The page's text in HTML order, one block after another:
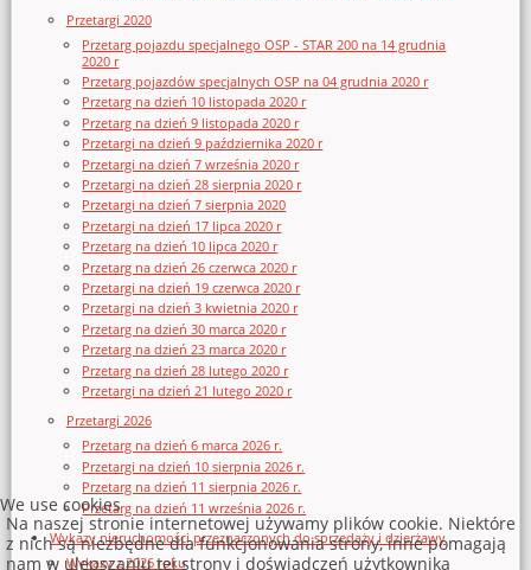
Przetargi 2020
Przetarg pojazdu specjalnego OSP - STAR 200 na 14 grudnia
2020 r
Przetarg pojazdów specjalnych OSP na 04 grudnia 2020 r
Przetarg na dzień 10 listopada 2020 r
Przetarg na dzień 9 listopada 2020 r
Przetargi na dzień 9 października 2020 r
Przetargi na dzień 7 września 2020 r
Przetargi na dzień 28 sierpnia 2020 r
Przetargi na dzień 7 sierpnia 2020
Przetargi na dzień 17 lipca 2020 r
Przetarg na dzień 10 lipca 2020 r
Przetarg na dzień 26 czerwca 2020 r
Przetargi na dzień 19 czerwca 2020 r
Przetargi na dzień 3 kwietnia 2020 r
Przetarg na dzień 30 marca 2020 r
Przetarg na dzień 23 marca 2020 r
Przetarg na dzień 28 lutego 2020 r
Przetargi na dzień 21 lutego 2020 r
Przetargi 2026
Przetarg na dzień 6 marca 2026 r.
Przetargi na dzień 10 sierpnia 2026 r.
Przetarg na dzień 11 sierpnia 2026 r.
Przetarg na dzień 11 września 2026 r.
Wykazy nieruchomości przeznaczonych do sprzedaży i dzierżawy
Wykazy z 2026 roku
We use cookies
Na naszej stronie internetowej używamy plików cookie. Niektóre
z nich są niezbędne dla funkcjonowania strony, inne pomagają
nam w ulepszaniu tej strony i doświadczeń użytkownika